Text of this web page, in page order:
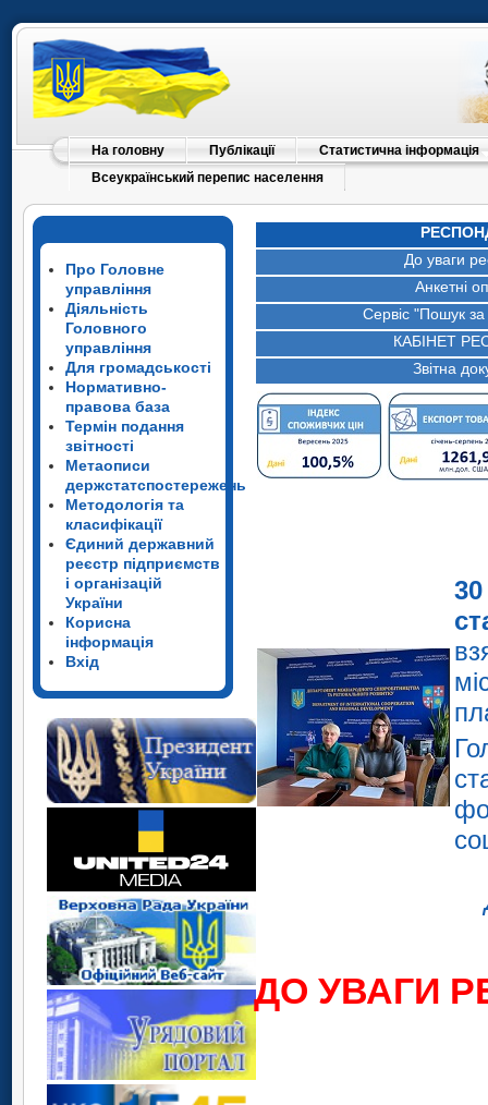
На головну Публікації
Статистична інформація
Всеукраїнський перепис населення
Про Головне
управління
Діяльність
Головного
управління
Для громадськості
Нормативно-
правова база
Термін подання
звітності
Метаописи
держстатспостережень
Методологія та
класифікації
Єдиний державний
реєстр підприємств
і організацій
України
Корисна
інформація
Вхід
До уваги
Анкетні
Сервіс "Пошук
КАБІНЕТ
Звітна
30
ДО УВАГИ